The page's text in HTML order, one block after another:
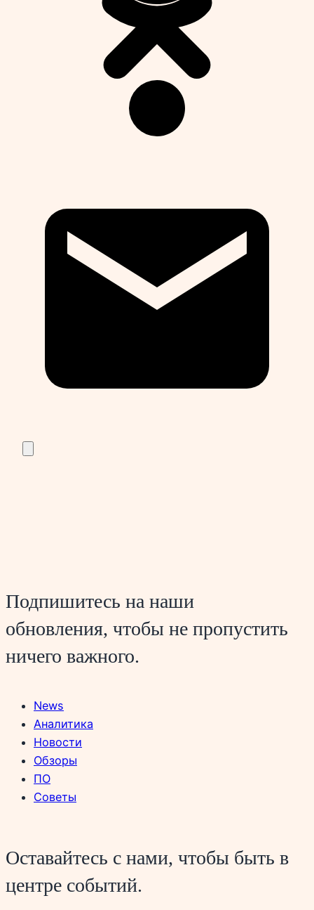
Подпишитесь на наши
обновления, чтобы не пропустить
ничего важного.
News
Аналитика
Новости
Обзоры
ПО
Советы
Оставайтесь с нами, чтобы быть в
центре событий.